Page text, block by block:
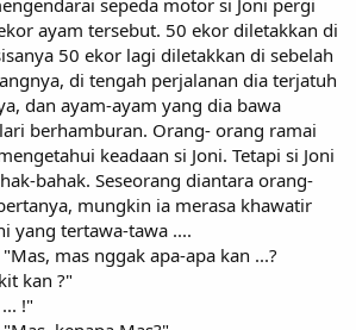
ayam tersebut. 50 ekor diletakkan di
50 ekor lagi diletakkan di sebelah
di tengah perjalanan dia terjatuh
dan ayam-ayam yang dia bawa
berhamburan. Orang- orang ramai
keadaan si Joni. Tetapi si Joni
bahak. Seseorang diantara orang-
mungkin ia merasa khawatir
yang tertawa-tawa ....
mas nggak apa-apa kan ...?
kan ?"
!"